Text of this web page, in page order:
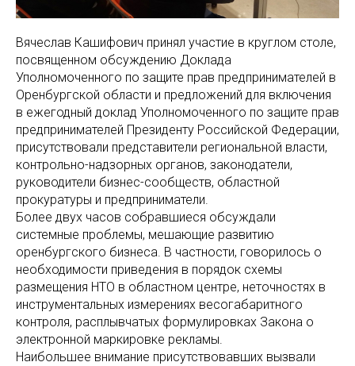
Вячеслав Кашифович принял участие в круглом столе,
посвященном обсуждению Доклада
Уполномоченного по защите прав предпринимателей в
Оренбургской области и предложений для включения
в ежегодный доклад Уполномоченного по защите прав
предпринимателей Президенту Российской Федерации,
присутствовали представители региональной власти,
контрольно-надзорных органов, законодатели,
руководители бизнес-сообществ, областной
прокуратуры и предприниматели.
Более двух часов собравшиеся обсуждали
системные проблемы, мешающие развитию
оренбургского бизнеса. В частности, говорилось о
необходимости приведения в порядок схемы
размещения НТО в областном центре, неточностях в
инструментальных измерениях весогабаритного
контроля, расплывчатых формулировках Закона о
электронной маркировке рекламы.
Наибольшее внимание присутствовавших вызвали